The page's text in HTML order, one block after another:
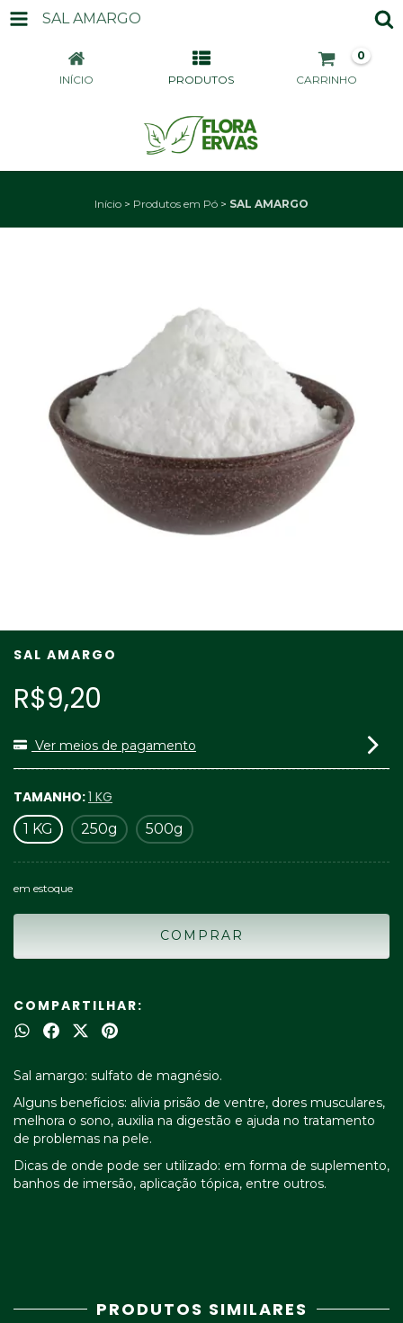
SAL AMARGO
INÍCIO PRODUTOS CARRINHO
0
Início > Produtos em Pó > SAL AMARGO
SAL AMARGO
R$9,20
Ver meios de pagamento
TAMANHO:1 KG
1 KG 250g 500g
em estoque
COMPARTILHAR:
Sal amargo: sulfato de magnésio.
Alguns benefícios: alivia prisão de ventre, dores musculares,
melhora o sono, auxilia na digestão e ajuda no tratamento
de problemas na pele.
Dicas de onde pode ser utilizado: em forma de suplemento,
banhos de imersão, aplicação tópica, entre outros.
PRODUTOS SIMILARES